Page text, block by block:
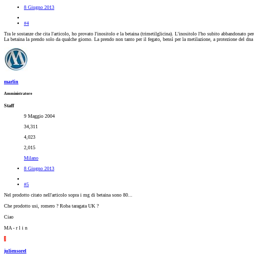
8 Giugno 2013
#4
Tra le sostanze che cita l'articolo, ho provato l'inositolo e la betaina (trimetilglicina). L'inositolo l'ho subito abbandonato
La betaina la prendo solo da qualche giorno. La prendo non tanto per il fegato, bensì per la metilazione, a protezione del
marlin
Amministratore
Staff
9 Maggio 2004
34,311
4,023
2,015
Milano
8 Giugno 2013
#5
Nel prodotto citato nell'articolo sopra i mg di betaina sono 80...
Che prodotto usi, romero ? Roba taragata UK ?
Ciao
MA - r l i n
J
juliensorel